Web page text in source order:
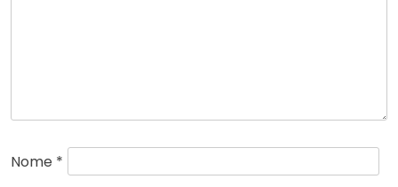
Nome *